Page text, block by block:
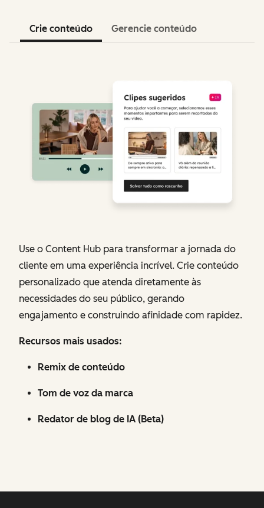
Crie conteúdo Gerencie conteúdo
Use o Content Hub para transformar a jornada do
cliente em uma experiência incrível. Crie conteúdo
personalizado que atenda diretamente às
necessidades do seu público, gerando
engajamento e construindo afinidade com rapidez.
Recursos mais usados:
Remix de conteúdo
Tom de voz da marca
Redator de blog de IA (Beta)